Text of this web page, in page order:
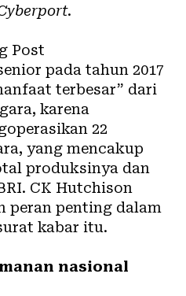
.
Post
pada tahun 2017
terbesar” dari
karena
22
yang mencakup
produksinya dan
CK Hutchison
peran penting dalam
kabar itu.
nasional